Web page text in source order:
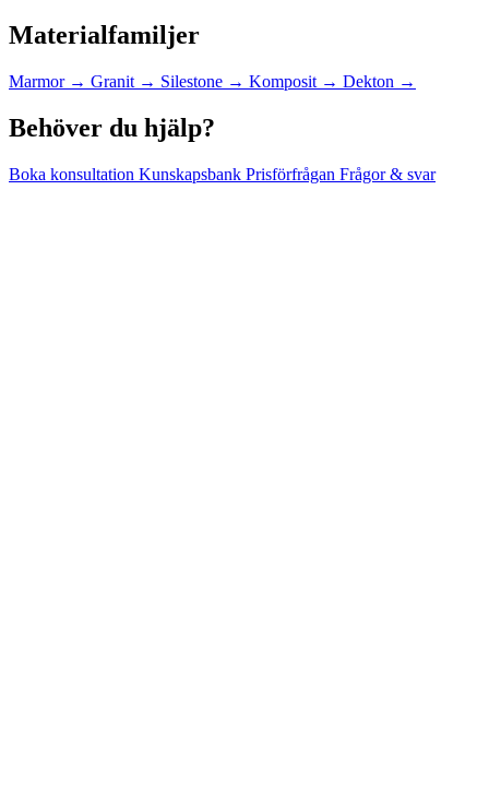
Materialfamiljer
Marmor → Granit → Silestone → Komposit → Dekton →
Behöver du hjälp?
Boka konsultation Kunskapsbank Prisförfrågan Frågor & svar